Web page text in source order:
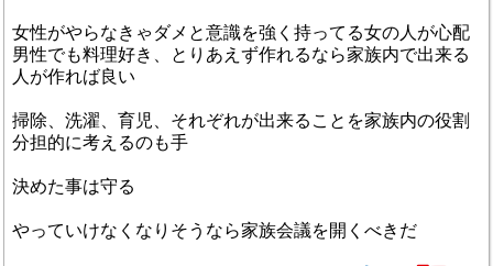
女性がやらなきゃダメと意識を強く持ってる女の人が心配
男性でも料理好き、とりあえず作れるなら家族内で出来る
人が作れば良い
掃除、洗濯、育児、それぞれが出来ることを家族内の役割
分担的に考えるのも手
決めた事は守る
やっていけなくなりそうなら家族会議を開くべきだ